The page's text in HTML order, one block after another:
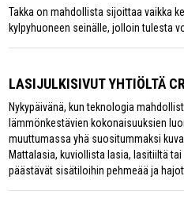
Takka on mahdollista sijoittaa vaikka
kylpyhuoneen seinälle, jolloin tulesta
LASIJULKISIVUT YHTIÖLTÄ
Nykypäivänä, kun teknologia
lämmönkestävien kokonaisuuksien
muuttumassa yhä suositummaksi
Mattalasia, kuviollista lasia, lasitiiltä
päästävät sisätiloihin pehmeää ja